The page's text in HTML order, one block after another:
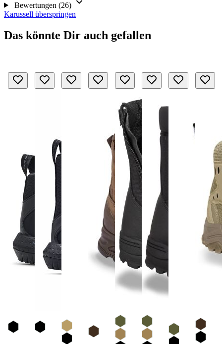
Bewertungen (26)
Karussell überspringen
Das könnte Dir auch gefallen